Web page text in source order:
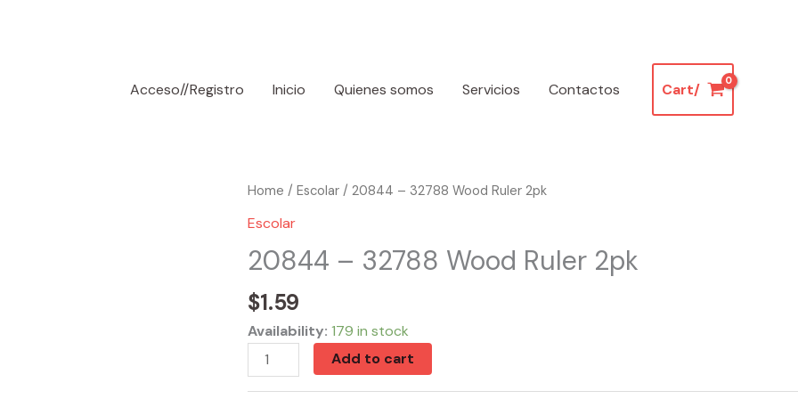
Acceso//Registro
Inicio Quienes somos Servicios Contactos Cart/
Home / Escolar/ 20844 – 32788 Wood Ruler 2pk
Escolar
20844 – 32788 Wood Ruler 2pk
$1.59
Availability: 179 in stock
20844
-
Wood
2pk
quantity
Add to cart